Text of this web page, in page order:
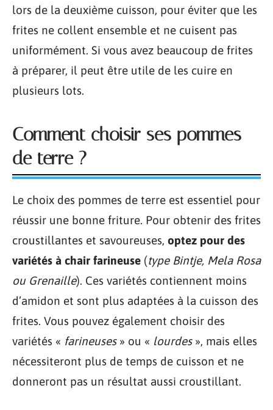
lors de la deuxième cuisson, pour éviter que les
frites ne collent ensemble et ne cuisent pas
uniformément. Si vous avez beaucoup de frites
à préparer, il peut être utile de les cuire en
plusieurs lots.
Comment choisir ses pommes
de terre ?
Le choix des pommes de terre est essentiel pour
réussir une bonne friture. Pour obtenir des frites
croustillantes et savoureuses, optez pour des
variétés à chair farineuse (type Bintje, Mela Rosa
ou Grenaille). Ces variétés contiennent moins
d’amidon et sont plus adaptées à la cuisson des
frites. Vous pouvez également choisir des
variétés « farineuses» ou « lourdes», mais elles
nécessiteront plus de temps de cuisson et ne
donneront pas un résultat aussi croustillant.